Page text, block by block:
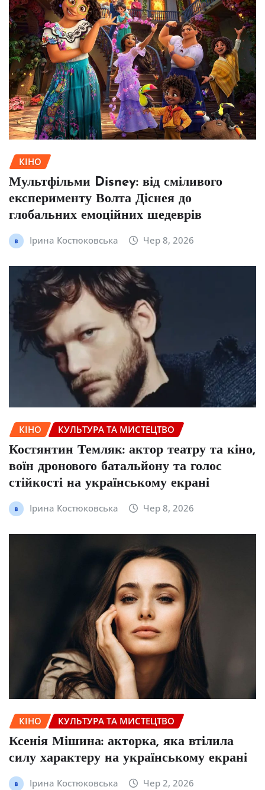
КІНО
Мультфільми Disney: від сміливого
експерименту Волта Діснея до
глобальних емоційних шедеврів
Ірина Костюковська Чер 8, 2026
КІНО КУЛЬТУРА ТА МИСТЕЦТВО
Костянтин Темляк: актор театру та кіно,
воїн дронового батальйону та голос
стійкості на українському екрані
Ірина Костюковська Чер 8, 2026
КІНО КУЛЬТУРА ТА МИСТЕЦТВО
Ксенія Мішина: акторка, яка втілила
силу характеру на українському екрані
Ірина Костюковська Чер 2, 2026